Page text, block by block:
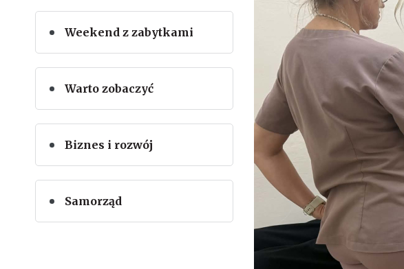
Weekend z zabytkami
Warto zobaczyć
Biznes i rozwój
Samorząd